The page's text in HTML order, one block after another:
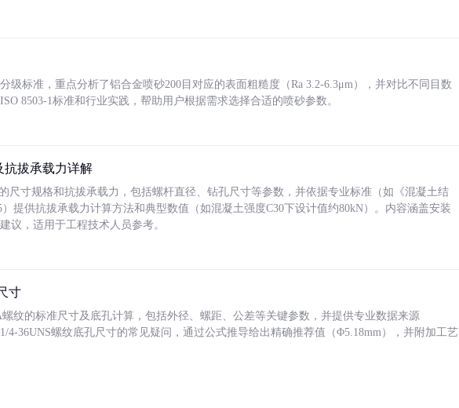
级标准，重点分析了铝合金喷砂200目对应的表面粗糙度（Ra 3.2-6.3μm），并对比不同目数
8503-1标准和行业实践，帮助用户根据需求选择合适的喷砂参数。
抗拔承载力详解
尺寸规格和抗拔承载力，包括螺杆直径、钻孔尺寸等参数，并依据专业标准（如《混凝土结
）提供抗拔承载力计算方法和典型数值（如混凝土强度C30下设计值约80kN）。内容涵盖安装
议，适用于工程技术人员参考。
寸
纹的标准尺寸及底孔计算，包括外径、螺距、公差等关键参数，并提供专业数据来源
1/4-36UNS螺纹底孔尺寸的常见疑问，通过公式推导给出精确推荐值（Φ5.18mm），并附加工艺